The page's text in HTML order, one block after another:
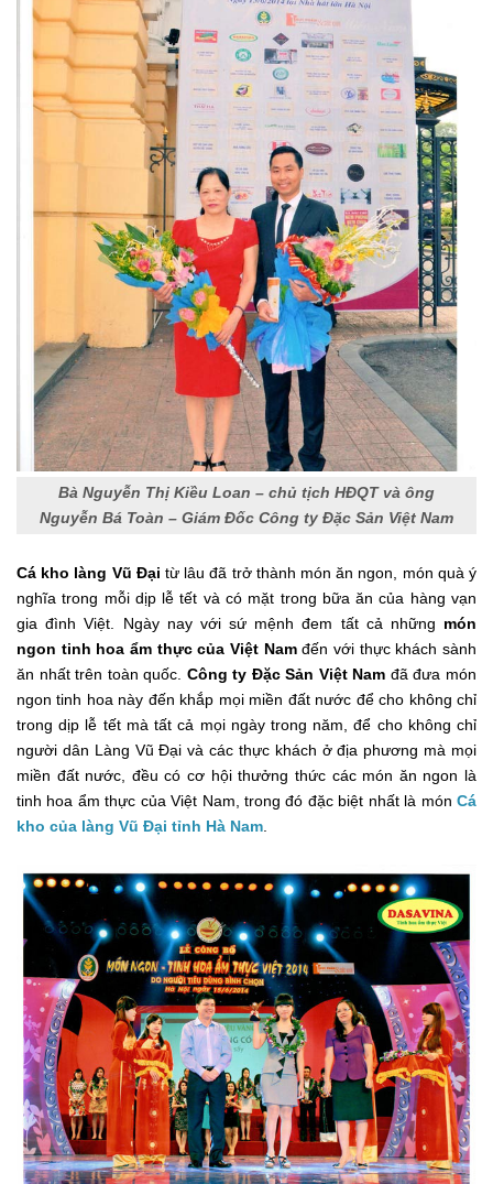
Bà Nguyễn Thị Kiều Loan – chủ tịch HĐQT và ông
Nguyễn Bá Toàn – Giám Đốc Công ty Đặc Sản Việt Nam
Cá kho làng Vũ Đại từ lâu đã trở thành món ăn ngon, món quà ý
nghĩa trong mỗi dịp lễ tết và có mặt trong bữa ăn của hàng vạn
gia đình Việt. Ngày nay với sứ mệnh đem tất cả những món
ngon tinh hoa ẩm thực của Việt Namđến với thực khách sành
ăn nhất trên toàn quốc. Công ty Đặc Sản Việt Nam đã đưa món
ngon tinh hoa này đến khắp mọi miền đất nước để cho không chỉ
trong dịp lễ tết mà tất cả mọi ngày trong năm, để cho không chỉ
người dân Làng Vũ Đại và các thực khách ở địa phương mà mọi
miền đất nước, đều có cơ hội thưởng thức các món ăn ngon là
tinh hoa ẩm thực của Việt Nam, trong đó đặc biệt nhất là món Cá
kho của làng Vũ Đại tỉnh Hà Nam